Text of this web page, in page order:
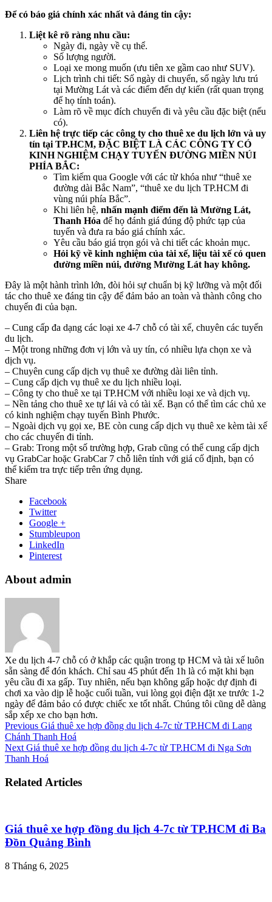
Để có báo giá chính xác nhất và đáng tin cậy:
Liệt kê rõ ràng nhu cầu:
Ngày đi, ngày về cụ thể.
Số lượng người.
Loại xe mong muốn (ưu tiên xe gầm cao như SUV).
Lịch trình chi tiết: Số ngày di chuyển, số ngày lưu trú
tại Mường Lát và các điểm đến dự kiến (rất quan trọng
để họ tính toán).
Làm rõ về mục đích chuyến đi và yêu cầu đặc biệt (nếu
có).
Liên hệ trực tiếp các công ty cho thuê xe du lịch lớn và uy
tín tại TP.HCM, ĐẶC BIỆT LÀ CÁC CÔNG TY CÓ
KINH NGHIỆM CHẠY TUYẾN ĐƯỜNG MIỀN NÚI
PHÍA BẮC:
Tìm kiếm qua Google với các từ khóa như “thuê xe
đường dài Bắc Nam”, “thuê xe du lịch TP.HCM đi
vùng núi phía Bắc”.
Khi liên hệ, nhấn mạnh điểm đến là Mường Lát,
Thanh Hóa để họ đánh giá đúng độ phức tạp của
tuyến và đưa ra báo giá chính xác.
Yêu cầu báo giá trọn gói và chi tiết các khoản mục.
Hỏi kỹ về kinh nghiệm của tài xế, liệu tài xế có quen
đường miền núi, đường Mường Lát hay không.
Đây là một hành trình lớn, đòi hỏi sự chuẩn bị kỹ lưỡng và một đối
tác cho thuê xe đáng tin cậy để đảm bảo an toàn và thành công cho
chuyến đi của bạn.
– Cung cấp đa dạng các loại xe 4-7 chỗ có tài xế, chuyên các tuyến
du lịch.
– Một trong những đơn vị lớn và uy tín, có nhiều lựa chọn xe và
dịch vụ.
– Chuyên cung cấp dịch vụ thuê xe đường dài liên tỉnh.
– Cung cấp dịch vụ thuê xe du lịch nhiều loại.
– Công ty cho thuê xe tại TP.HCM với nhiều loại xe và dịch vụ.
– Nền tảng cho thuê xe tự lái và có tài xế. Bạn có thể tìm các chủ xe
có kinh nghiệm chạy tuyến Bình Phước.
– Ngoài dịch vụ gọi xe, BE còn cung cấp dịch vụ thuê xe kèm tài xế
cho các chuyến đi tỉnh.
– Grab: Trong một số trường hợp, Grab cũng có thể cung cấp dịch
vụ GrabCar hoặc GrabCar 7 chỗ liên tỉnh với giá cố định, bạn có
thể kiểm tra trực tiếp trên ứng dụng.
Share
Facebook
Twitter
Google +
Stumbleupon
LinkedIn
Pinterest
About admin
Xe du lịch 4-7 chỗ có ở khắp các quận trong tp HCM và tài xế luôn
sẵn sàng để đón khách. Chỉ sau 45 phút đến 1h là có mặt khi bạn
yêu cầu đi xa gấp. Tuy nhiên, nếu bạn không gấp hoặc dự định đi
chơi xa vào dịp lễ hoặc cuối tuần, vui lòng gọi điện đặt xe trước 1-2
ngày để đảm bảo có được chiếc xe tốt nhất. Chúng tôi cũng dễ dàng
sắp xếp xe cho bạn hơn.
Previous Giá thuê xe hợp đồng du lịch 4-7c từ TP.HCM đi Lang
Chánh Thanh Hoá
Next Giá thuê xe hợp đồng du lịch 4-7c từ TP.HCM đi Nga Sơn
Thanh Hoá
Related Articles
Giá thuê xe hợp đồng du lịch 4-7c từ TP.HCM đi Ba
Đồn Quảng Bình
8 Tháng 6, 2025